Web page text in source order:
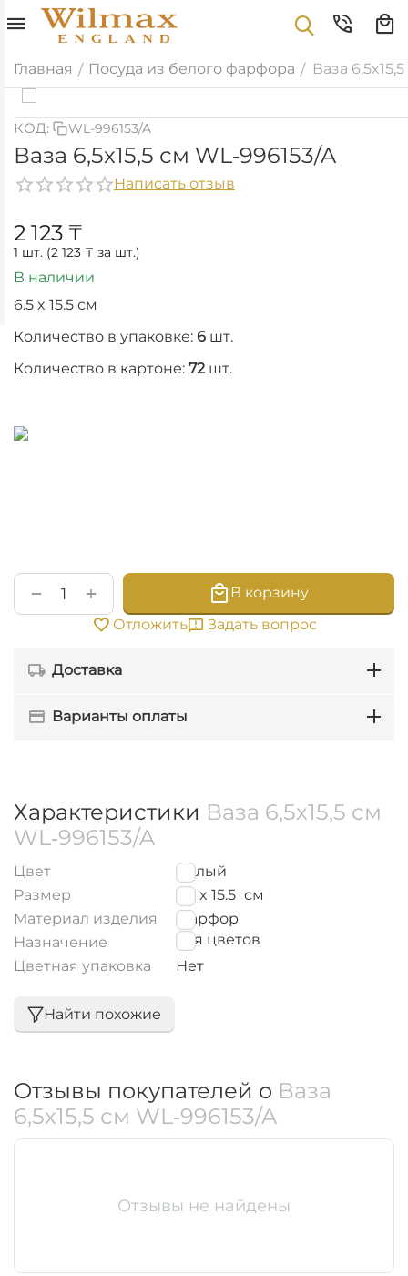
Главная / Посуда из белого фарфора / Ваза
КОД: WL-996153/A
Ваза 6,5x15,5 см WL‑996153/A
Написать отзыв
2 123 ₸
1 шт. (2 123 ₸ за шт.)
В наличии
6.5 x 15.5 см
Количество в упаковке: 6 шт.
Количество в картоне: 72 шт.
+
−
В корзину
Отложить
Задать вопрос
Доставка
Варианты оплаты
Характеристики Ваза 6,5x15,5 см
WL‑996153/A
Цвет
Белый
Размер
6.5 x 15.5 см
Материал изделия
Фарфор
Назначение
для цветов
Цветная упаковка
Нет
Найти похожие
Отзывы покупателей о Ваза
6,5x15,5 см WL‑996153/A
Отзывы не найдены